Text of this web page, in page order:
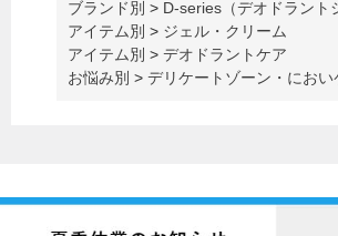
ブランド別 > D-series（デオドラント
アイテム別 > ジェル・クリーム
アイテム別 >デオドラントケア
お悩み別 >デリケートゾーン・におい